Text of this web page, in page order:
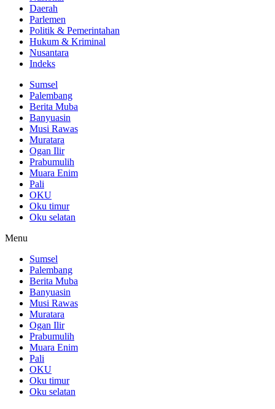
Daerah
Parlemen
Politik & Pemerintahan
Hukum & Kriminal
Nusantara
Indeks
Sumsel
Palembang
Berita Muba
Banyuasin
Musi Rawas
Muratara
Ogan Ilir
Prabumulih
Muara Enim
Pali
OKU
Oku timur
Oku selatan
Menu
Sumsel
Palembang
Berita Muba
Banyuasin
Musi Rawas
Muratara
Ogan Ilir
Prabumulih
Muara Enim
Pali
OKU
Oku timur
Oku selatan